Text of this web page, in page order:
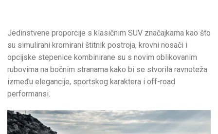
Jedinstvene proporcije s klasičnim SUV značajkama kao što
su simulirani kromirani štitnik postroja, krovni nosači i
opcijske stepenice kombinirane su s novim oblikovanim
rubovima na bočnim stranama kako bi se stvorila ravnoteža
između elegancije, sportskog karaktera i off-road
performansi.